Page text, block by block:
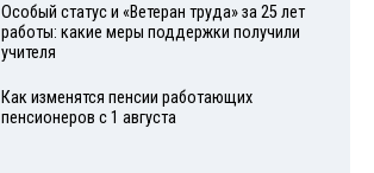
Особый статус и «Ветеран труда» за 25 лет
работы: какие меры поддержки получили
учителя
Как изменятся пенсии работающих
пенсионеров с 1 августа